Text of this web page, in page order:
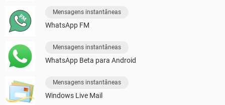
Mensagens instantâneas
WhatsApp FM
Mensagens instantâneas
WhatsApp Beta para Android
Mensagens instantâneas
Windows Live Mail